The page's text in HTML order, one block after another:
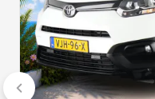
Nieuwsgierig? Bel of